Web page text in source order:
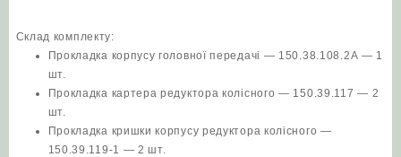
Склад комплекту:
Прокладка корпусу головної передачі — 150.38.108.2А — 1
шт.
Прокладка картера редуктора колісного — 150.39.117 — 2
шт.
Прокладка кришки корпусу редуктора колісного —
150.39.119‑1 — 2 шт.